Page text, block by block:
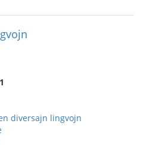
diversajn lingvojn